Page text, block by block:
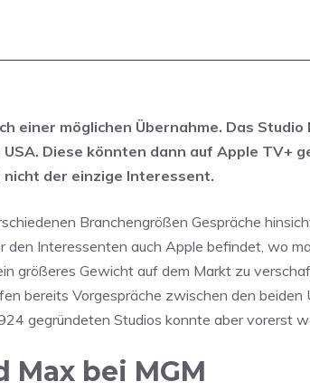
einer möglichen Übernahme. Das
Diese könnten dann auf Apple TV+
der einzige Interessent.
Branchengrößen Gespräche
Interessenten auch Apple befindet, wo
größeres Gewicht auf dem Markt zu
bereits Vorgespräche zwischen den beiden
gegründeten Studios konnte aber vorerst
Max bei MGM